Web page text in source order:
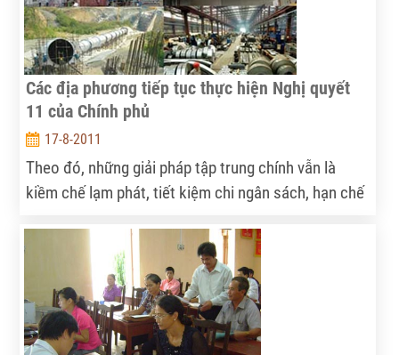
Các địa phương tiếp tục thực hiện Nghị quyết
11 của Chính phủ
17-8-2011
Theo đó, những giải pháp tập trung chính vẫn là
kiềm chế lạm phát, tiết kiệm chi ngân sách, hạn chế